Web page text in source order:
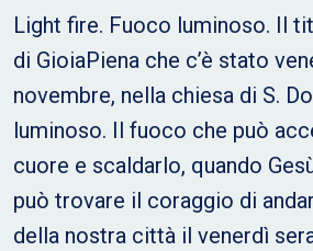
Light fire. Fuoco luminoso. Il
di GioiaPiena che c’è stato
novembre, nella chiesa di S.
luminoso. Il fuoco che può
cuore e scaldarlo, quando
può trovare il coraggio di
della nostra città il venerdì